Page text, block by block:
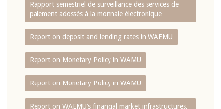
Rapport semestriel de surveillance des services de
paiement adossés à la monnaie électronique
Report on deposit and lending rates in WAEMU
Report on Monetary Policy in WAMU
Report on Monetary Policy in WAMU
Report on WAEMU’s financial market infrastructures,